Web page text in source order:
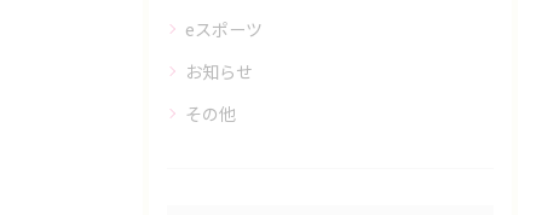
eスポーツ
お知らせ
その他